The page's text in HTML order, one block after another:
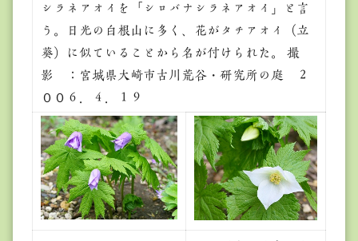
シラネアオイを「シロバナシラネアオイ」と言
う。日光の白根山に多く、花がタチアオイ（立
葵）に似ていることから名が付けられた。 撮
影 ：宮城県大崎市古川荒谷・研究所の庭 ２
００６．４．１９